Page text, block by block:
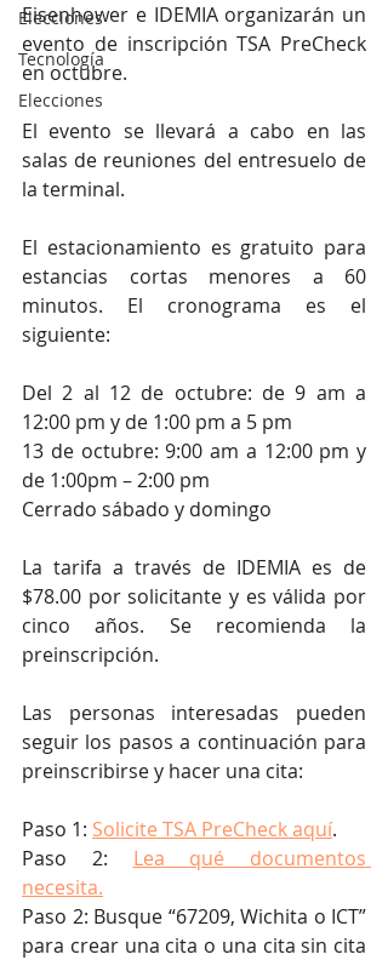
Elecciones
Tecnología
Elecciones
Eisenhower e IDEMIA organizarán un
evento de inscripción TSA PreCheck
en octubre.
El evento se llevará a cabo en las
salas de reuniones del entresuelo de
la terminal.
El estacionamiento es gratuito para
estancias cortas menores a 60
minutos. El cronograma es el
siguiente:
Del 2 al 12 de octubre: de 9 am a
12:00 pm y de 1:00 pm a 5 pm
13 de octubre: 9:00 am a 12:00 pm y
de 1:00pm – 2:00 pm
Cerrado sábado y domingo
La tarifa a través de IDEMIA es de
$78.00 por solicitante y es válida por
cinco años. Se recomienda la
preinscripción.
Las personas interesadas pueden
seguir los pasos a continuación para
preinscribirse y hacer una cita:
Paso 1: Solicite TSA PreCheck aquí.
Paso 2: Lea qué documentos
necesita.
Paso 2: Busque “67209, Wichita o ICT”
para crear una cita o una cita sin cita